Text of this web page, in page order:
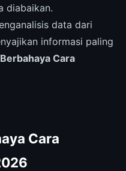
diabaikan.
data dari
informasi paling
Cara
Cara